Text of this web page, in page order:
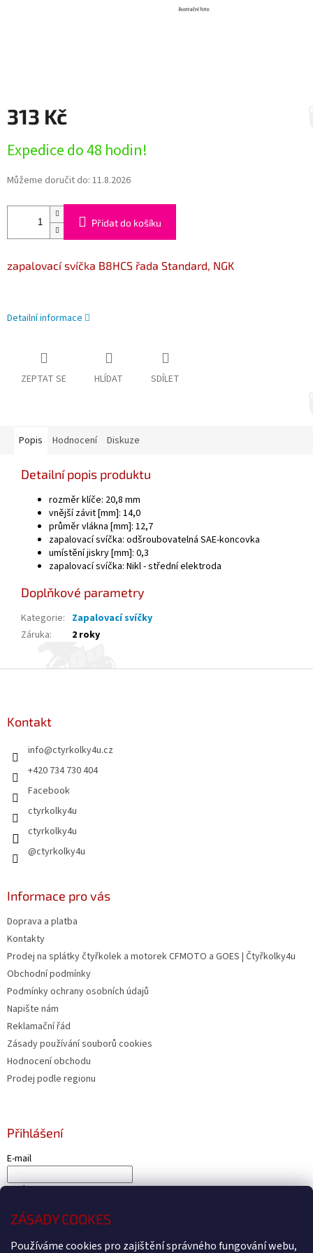
ZÁSADY COOKES
Používáme cookies pro zajištění správného fungování webu,
313 Kč
cena:
Expedice do 48 hodin!
Můžeme doručit do: 11.8.2026
Přidat do košíku
zapalovací svíčka B8HCS řada Standard, NGK
Detailní informace
ZEPTAT SE HLÍDAT SDÍLET
Popis Hodnocení Diskuze
Detailní popis produktu
rozměr klíče: 20,8 mm
vnější závit [mm]: 14,0
průměr vlákna [mm]: 12,7
zapalovací svíčka: odšroubovatelná SAE-koncovka
umístěníjiskry [mm]: 0,3
zapalovací svíčka: Nikl - střední elektroda
Doplňkové parametry
Kategorie: Zapalovací svíčky
Záruka: 2 roky
Kontakt
info@ctyrkolky4u.cz
+420 734 730 404
Facebook
ctyrkolky4u
ctyrkolky4u
@ctyrkolky4u
Informace pro vás
Doprava a platba
Kontakty
Prodej na splátky čtyřkolek a motorek CFMOTO a GOES | Čtyřkolky4u
Obchodní podmínky
Podmínky ochrany osobních údajů
Napište nám
Reklamační řád
Zásady používání souborů cookies
Hodnocení obchodu
Prodej podle regionu
Přihlášení
E-mail
Heslo
PŘIHLÁSIT SE
Nová registraceZapomenuté heslo